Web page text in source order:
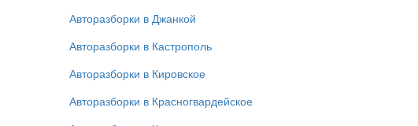
Авторазборки в Джанкой
Авторазборки в Кастрополь
Авторазборки в Кировское
Авторазборки в Красногвардейское